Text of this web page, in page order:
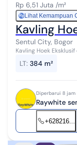
Rp 6,51 Juta /m²
Rp Lihat Kemampuan
Kavling
Sentul City, Bogor
Kavling Hoek
prestisius di Sentu...
LT: 384 m²
Diperbarui 8 jam
Raywhite
+628216...